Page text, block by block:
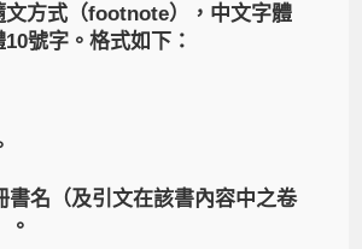
文方式（footnote），中文字體
號字。格式如下：
書名（及引文在該書內容中之卷
。